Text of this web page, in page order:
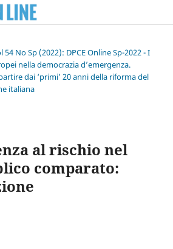
54 No Sp (2022): DPCE Online Sp-2022 - I
nella democrazia d’emergenza.
dai ‘primi’ 20 anni della riforma del
italiana
al rischio nel
comparato: